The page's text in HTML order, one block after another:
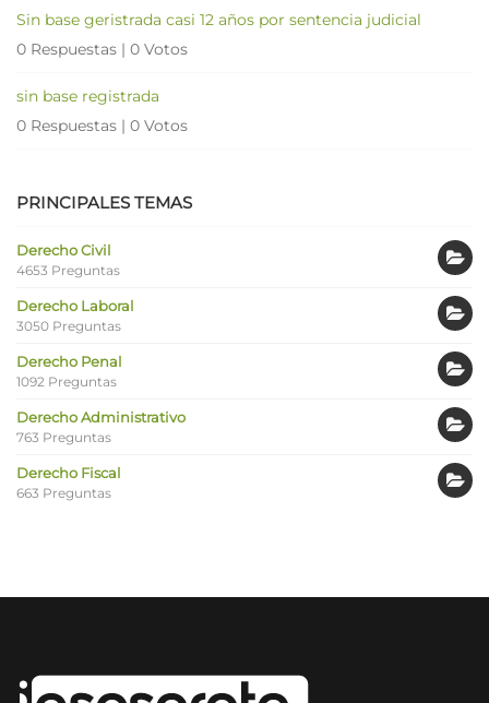
Sin base geristrada casi 12 años por sentencia judicial
0 Respuestas | 0 Votos
sin base registrada
0 Respuestas | 0 Votos
PRINCIPALES TEMAS
Derecho Civil
4653 Preguntas
Derecho Laboral
3050 Preguntas
Derecho Penal
1092 Preguntas
Derecho Administrativo
763 Preguntas
Derecho Fiscal
663 Preguntas